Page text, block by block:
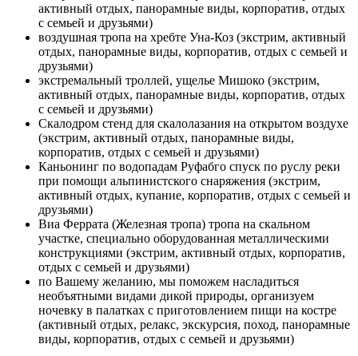
активный отдых, панорамные виды, корпоратив, отдых
с семьей и друзьями)
воздушная тропа на хребте Уна-Коз (экстрим, активный
отдых, панорамные виды, корпоратив, отдых с семьей и
друзьями)
экстремальный троллей, ущелье Мишоко (экстрим,
активный отдых, панорамные виды, корпоратив, отдых
с семьей и друзьями)
Скалодром стенд для скалолазания на открытом воздухе
(экстрим, активный отдых, панорамные виды,
корпоратив, отдых с семьей и друзьями)
Каньонинг по водопадам Руфабго спуск по руслу реки
при помощи альпинистского снаряжения (экстрим,
активный отдых, купание, корпоратив, отдых с семьей и
друзьями)
Виа Феррата (Железная тропа) тропа на скальном
участке, специально оборудованная металлическими
конструкциями (экстрим, активный отдых, корпоратив,
отдых с семьей и друзьями)
по Вашему желанию, мы поможем насладиться
необъятными видами дикой природы, организуем
ночевку в палатках с приготовлением пищи на костре
(активный отдых, релакс, экскурсия, поход, панорамные
виды, корпоратив, отдых с семьей и друзьями)